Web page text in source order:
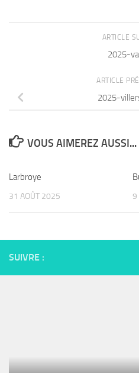
ARTICLE
2025-
ARTICLE
2025-
VOUS AIMEREZ AUSSI...
Larbroye
31 AOÛT 2025 9
SUIVRE :